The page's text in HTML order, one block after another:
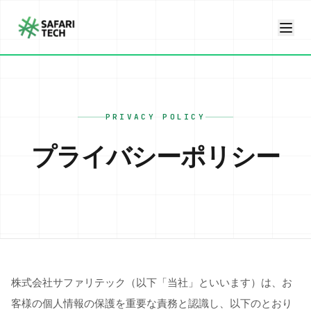
PRIVACY POLICY
プライバシーポリシー
株式会社サファリテック（以下「当社」といいます）は、お
客様の個人情報の保護を重要な責務と認識し、以下のとおり